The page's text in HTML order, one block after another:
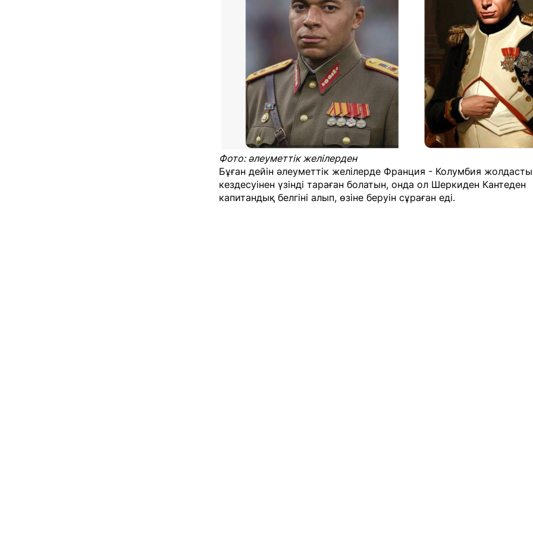
Фото: әлеуметтік желілерден
Бұған дейін әлеуметтік желілерде Франция - Колумбия
кездесуінен үзінді тараған болатын, онда ол Шеркиден Кантеден
капитандық белгіні алып, өзіне беруін сұраған еді.